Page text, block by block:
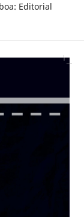
Editorial